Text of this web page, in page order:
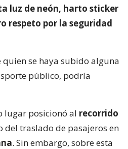
luz de neón, harto sticker
respeto por la seguridad
quien se haya subido alguna
público, podría
lugar posicionó al recorrido
del traslado de pasajeros en
. Sin embargo, sobre esta